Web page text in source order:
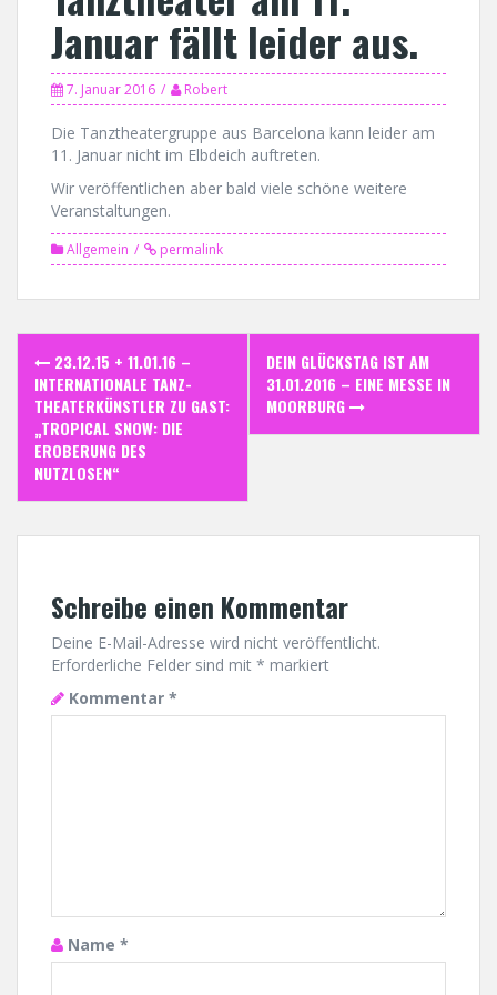
Januar fällt leider aus.
7. Januar 2016 Robert
Die Tanztheatergruppe aus Barcelona kann leider am
11. Januar nicht im Elbdeich auftreten.
Wir veröffentlichen aber bald viele schöne weitere
Veranstaltungen.
Allgemein permalink
Post
navigation
23.12.15 + 11.01.16 –
INTERNATIONALE TANZ-
THEATERKÜNSTLER ZU GAST:
„TROPICAL SNOW: DIE
EROBERUNG DES
NUTZLOSEN“
DEIN GLÜCKSTAG IST AM
31.01.2016 – EINE MESSE IN
MOORBURG
Schreibe einen Kommentar
Deine E-Mail-Adresse wird nicht veröffentlicht.
Erforderliche Felder sind mit * markiert
Kommentar *
Name *